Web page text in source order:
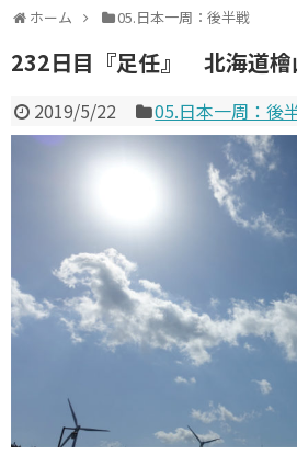
ホーム 05.日本一周：後半戦
232日目『足任』 北海道檜
2019/5/22 05.日本一周：後